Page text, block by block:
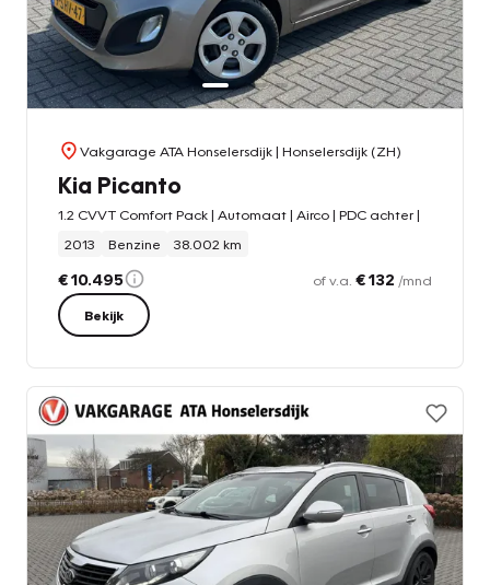
Vakgarage ATA Honselersdijk| Honselersdijk (ZH)
Kia Picanto
1.2 CVVT Comfort Pack | Automaat | Airco | PDC achter |
2013
Benzine 38.002 km
€ 10.495 of v.a. € 132 /mnd
Bekijk